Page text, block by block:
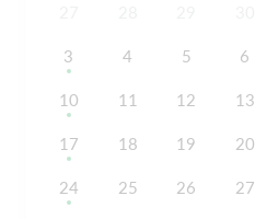
3 4 5 6
10 11 12 13
17 18 19 20
24 25 26 27